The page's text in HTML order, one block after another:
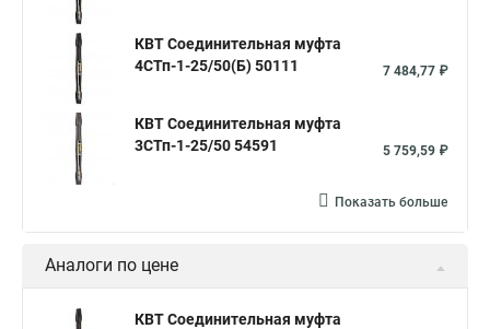
КВТ Соединительная муфта
4СТп-1-25/50(Б) 50111
7 484,77 ₽
КВТ Соединительная муфта
3СТп-1-25/50 54591
5 759,59 ₽
Показать больше
Аналоги по цене
КВТ Соединительная муфта